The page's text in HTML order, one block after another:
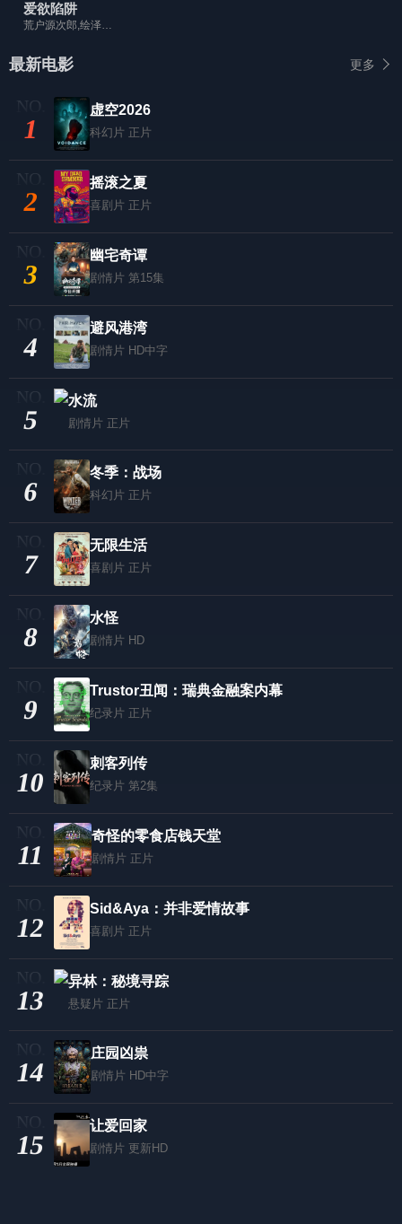
爱欲陷阱
荒户源次郎,绘泽萠子,安田のぞみ
最新电影 更多
1
虚空2026
科幻片 正片
2
摇滚之夏
喜剧片 正片
3
幽宅奇谭
剧情片 第15集
4
避风港湾
剧情片 HD中字
5
水流
剧情片 正片
6
冬季：战场
科幻片 正片
7
无限生活
喜剧片 正片
8
水怪
剧情片 HD
9
Trustor丑闻：瑞典金融案内幕
纪录片 正片
10
刺客列传
纪录片 第2集
11
奇怪的零食店钱天堂
剧情片 正片
12
Sid&Aya：并非爱情故事
喜剧片 正片
13
异林：秘境寻踪
悬疑片 正片
14
庄园凶祟
剧情片 HD中字
15
让爱回家
剧情片 更新HD